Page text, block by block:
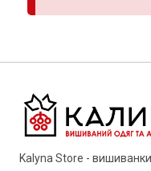
Kalyna Store -